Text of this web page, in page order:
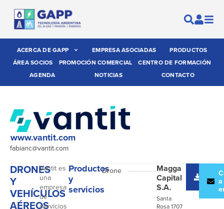
ACERCA DE GAPP EMPRESA ASOCIADAS
PRODUCTOS
ÁREA SOCIOS
PROMOCIÓN COMERCIAL
CENTRO DE FORMACIÓN
AGENDA
NOTICIAS CONTACTO
www.vantit.com
fabianc@vantit.com
DRONES
Y
VEHÍCULOS
AÉREOS
Vantit es
una
empresa
de
servicios
Productos
y
servicios
- Drone
Magga
Capital
S.A.
Santa
Rosa 1707